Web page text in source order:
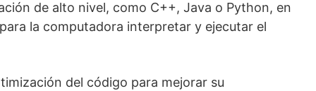
de alto nivel, como C++, Java o Python, en
la computadora interpretar y ejecutar el
del código para mejorar su